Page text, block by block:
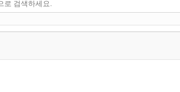
사기방지 아이디어
신종사기 주의 정보
금융사기 관련 영상